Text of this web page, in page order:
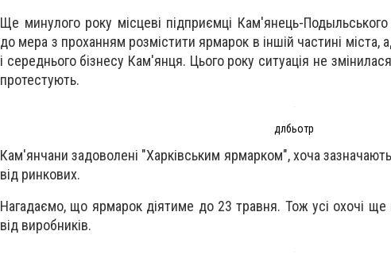
Ще минулого року місцеві підприємці Кам'янець-
до мера з проханням розмістити ярмарок в іншій частині
і середнього бізнесу Кам'янця. Цього року ситуація не
протестують.
длбьотр
Кам'янчани задоволені "Харківським ярмарком", хоча
від ринкових.
Нагадаємо, що ярмарок діятиме до 23 травня. Тож усі охочі
від виробників.